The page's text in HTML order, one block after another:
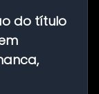
do título